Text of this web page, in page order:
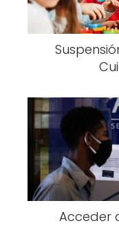
Acceder